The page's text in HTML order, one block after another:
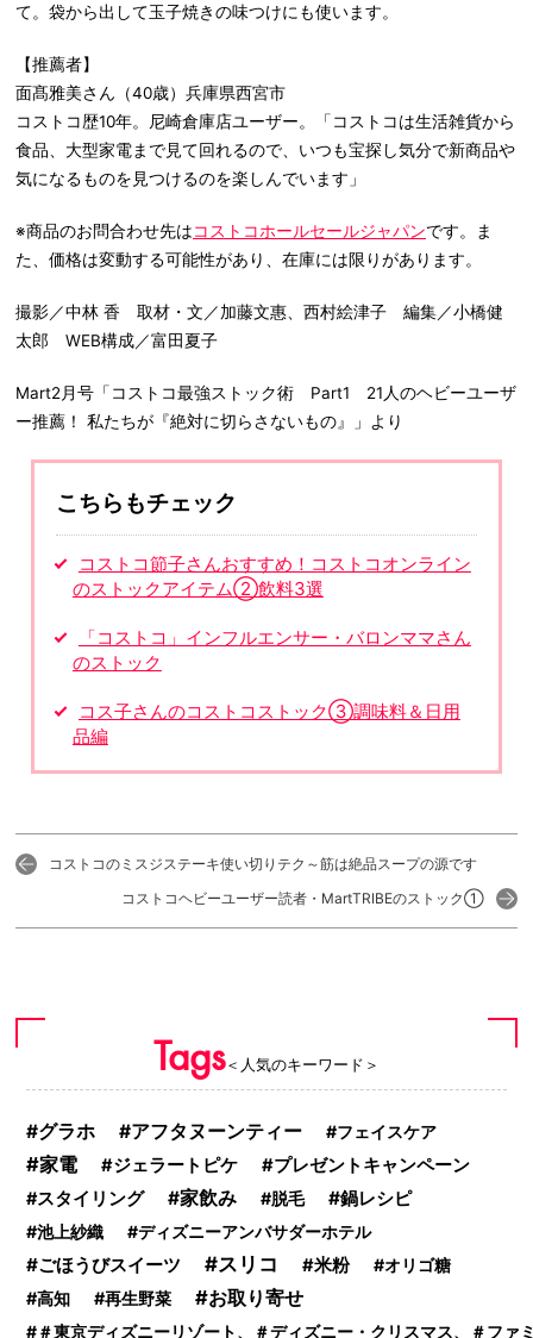
て。袋から出して玉子焼きの味つけにも使います。
【推薦者】
面髙雅美さん（40歳）兵庫県西宮市
コストコ歴10年。尼崎倉庫店ユーザー。「コストコは生活雑貨から
食品、大型家電まで見て回れるので、いつも宝探し気分で新商品や
気になるものを見つけるのを楽しんでいます」
※商品のお問合わせ先はコストコホールセールジャパンです。ま
た、価格は変動する可能性があり、在庫には限りがあります。
撮影／中林 香 取材・文／加藤文惠、西村絵津子 編集／小橋健
太郎 WEB構成／富田夏子
Mart2月号「コストコ最強ストック術 Part1 21人のヘビーユーザ
ー推薦！ 私たちが『絶対に切らさないもの』」より
こちらもチェック
コストコ節子さんおすすめ！コストコオンライン
のストックアイテム②飲料3選
「コストコ」インフルエンサー・バロンママさん
のストック
コス子さんのコストコストック③調味料＆日用
品編
コストコのミスジステーキ使い切りテク～筋は絶品スープの源です
コストコヘビーユーザー読者・MartTRIBEのストック①
Tags＜人気のキーワード＞
グラホ アフタヌーンティー フェイスケア
家電 ジェラートピケ
プレゼントキャンペーン
スタイリング
家飲み 脱毛 鍋レシピ
池上紗織 ディズニーアンバサダーホテル
ごほうびスイーツ スリコ 米粉
オリゴ糖
高知
再生野菜 お取り寄せ
＃東京ディズニーリゾート、＃ディズニー・クリスマス、＃ファ